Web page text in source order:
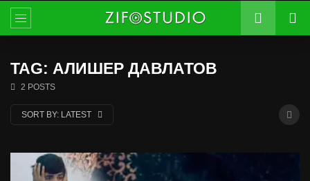
TAG: АЛИШЕР ДАВЛАТОВ
2 POSTS
SORT BY: LATEST